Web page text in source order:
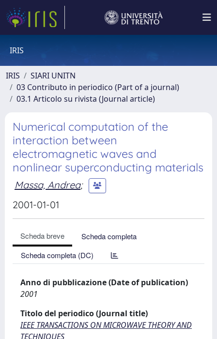
IRIS
IRIS
SIARI UNITN
03 Contributo in periodico (Part of a journal)
03.1 Articolo su rivista (Journal article)
Numerical computation of the
interaction between
electromagnetic waves and
nonlinear superconducting materials
Massa, Andrea;
2001-01-01
Scheda breve
Scheda completa
Scheda completa (DC)
Anno di pubblicazione (Date of publication)
2001
Titolo del periodico (Journal title)
IEEE TRANSACTIONS ON MICROWAVE THEORY AND
TECHNIQUES